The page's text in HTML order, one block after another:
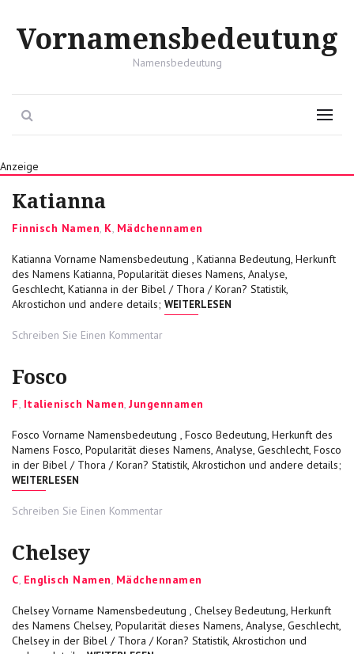
Vornamensbedeutung
Namensbedeutung
Menu
Anzeige
Katianna
Categories
Finnisch Namen, K, Mädchennamen
Katianna Vorname Namensbedeutung , Katianna Bedeutung, Herkunft
des Namens Katianna, Popularität dieses Namens, Analyse,
Geschlecht, Katianna in der Bibel / Thora / Koran? Statistik,
Akrostichon und andere details; WEITERLESEN
Schreiben Sie Einen Kommentaron
Fosco
Categories
F, Italienisch Namen, Jungennamen
Fosco Vorname Namensbedeutung , Fosco Bedeutung, Herkunft des
Namens Fosco, Popularität dieses Namens, Analyse, Geschlecht, Fosco
in der Bibel / Thora / Koran? Statistik, Akrostichon und andere details;
WEITERLESEN
Schreiben Sie Einen Kommentaron
Chelsey
Categories
C, Englisch Namen, Mädchennamen
Chelsey Vorname Namensbedeutung , Chelsey Bedeutung, Herkunft
des Namens Chelsey, Popularität dieses Namens, Analyse, Geschlecht,
Chelsey in der Bibel / Thora / Koran? Statistik, Akrostichon und